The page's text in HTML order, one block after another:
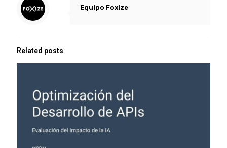
Equipo Foxize
Related posts